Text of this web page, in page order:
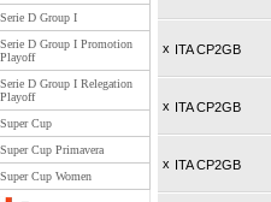
Serie D Group I
Serie D Group I Promotion
Playoff
Serie D Group I Relegation
Playoff
Super Cup
Super Cup Primavera
Super Cup Women
x ITA CP2GB
x ITA CP2GB
x ITA CP2GB